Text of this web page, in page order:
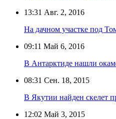
13:31 Авг. 2, 2016
На дачном участке под
09:11 Май 6, 2016
В Антарктиде нашли
08:31 Сен. 18, 2015
В Якутии найден скелет
12:02 Май 3, 2015